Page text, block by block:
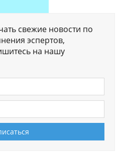
свежие новости по
эспертов,
на нашу